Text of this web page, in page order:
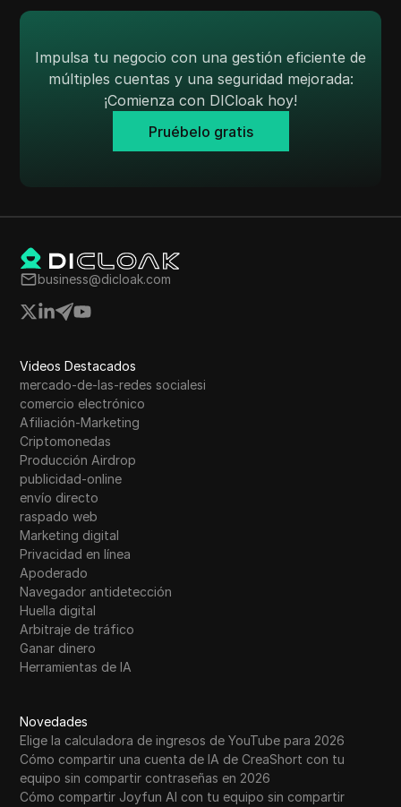
Impulsa tu negocio con una gestión eficiente de
múltiples cuentas y una seguridad mejorada:
¡Comienza con DICloak hoy!
Pruébelo gratis
business@dicloak.com
Videos Destacados
mercado-de-las-redes socialesi
comercio electrónico
Afiliación-Marketing
Criptomonedas
Producción Airdrop
publicidad-online
envío directo
raspado web
Marketing digital
Privacidad en línea
Apoderado
Navegador antidetección
Huella digital
Arbitraje de tráfico
Ganar dinero
Herramientas de IA
Novedades
Elige la calculadora de ingresos de YouTube para 2026
Cómo compartir una cuenta de IA de CreaShort con tu
equipo sin compartir contraseñas en 2026
Cómo compartir Joyfun AI con tu equipo sin compartir